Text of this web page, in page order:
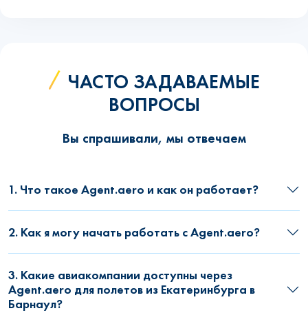
ЧАСТО ЗАДАВАЕМЫЕ
ВОПРОСЫ
Вы спрашивали, мы отвечаем
1. Что такое Agent.aero и как он работает?
2. Как я могу начать работать с Agent.aero?
3. Какие авиакомпании доступны через
Agent.aero для полетов из Екатеринбурга в
Барнаул?